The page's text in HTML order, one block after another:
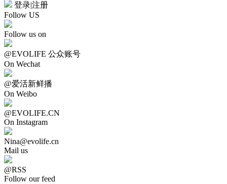
登录|注册
Follow US
Follow us on
@EVOLIFE 公众账号
On Wechat
@爱活新鲜播
On Weibo
@EVOLIFE.CN
On Instagram
Nina@evolife.cn
Mail us
@RSS
Follow our feed